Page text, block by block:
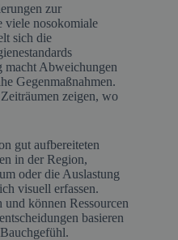
zur
viele nosokomiale
sich die
macht Abweichungen
Gegenmaßnahmen.
zeigen, wo
gut aufbereiteten
in der Region,
oder die Auslastung
visuell erfassen.
und können Ressourcen
basieren